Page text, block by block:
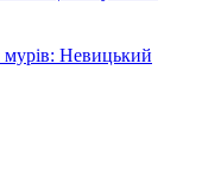
мурів: Невицький